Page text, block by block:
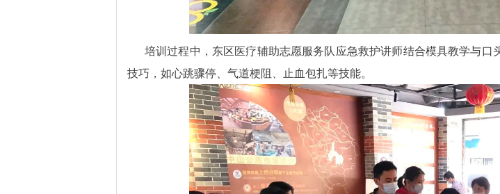
培训过程中，东区医疗辅助志愿服务队应急救护讲师结合模具教学与口
技巧，如心跳骤停、气道梗阻、止血包扎等技能。